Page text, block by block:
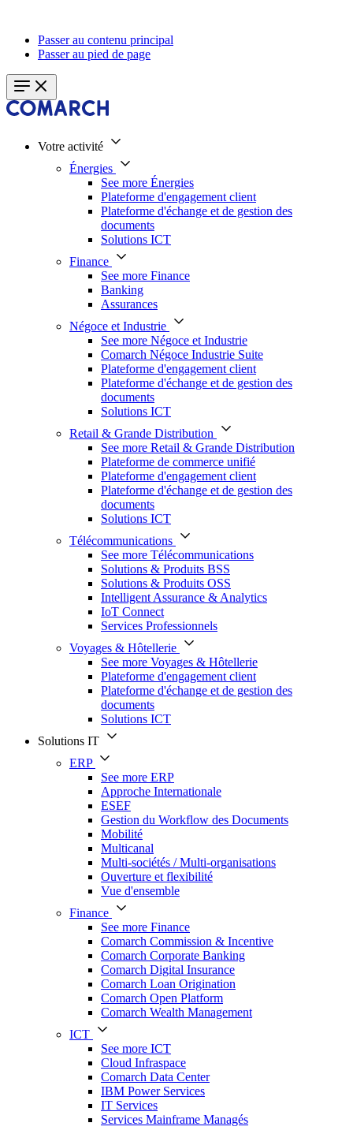
Passer au contenu principal
Passer au pied de page
Votre activité
Énergies
See more Énergies
Plateforme d'engagement client
Plateforme d'échange et de gestion des
documents
Solutions ICT
Finance
See more Finance
Banking
Assurances
Négoce et Industrie
See more Négoce et Industrie
Comarch Négoce Industrie Suite
Plateforme d'engagement client
Plateforme d'échange et de gestion des
documents
Solutions ICT
Retail & Grande Distribution
See more Retail & Grande Distribution
Plateforme de commerce unifié
Plateforme d'engagement client
Plateforme d'échange et de gestion des
documents
Solutions ICT
Télécommunications
See more Télécommunications
Solutions & Produits BSS
Solutions & Produits OSS
Intelligent Assurance & Analytics
IoT Connect
Services Professionnels
Voyages & Hôtellerie
See more Voyages & Hôtellerie
Plateforme d'engagement client
Plateforme d'échange et de gestion des
documents
Solutions ICT
Solutions IT
ERP
See more ERP
Approche Internationale
ESEF
Gestion du Workflow des Documents
Mobilité
Multicanal
Multi-sociétés / Multi-organisations
Ouverture et flexibilité
Vue d'ensemble
Finance
See more Finance
Comarch Commission & Incentive
Comarch Corporate Banking
Comarch Digital Insurance
Comarch Loan Origination
Comarch Open Platform
Comarch Wealth Management
ICT
See more ICT
Cloud Infraspace
Comarch Data Center
IBM Power Services
IT Services
Services Mainframe Managés